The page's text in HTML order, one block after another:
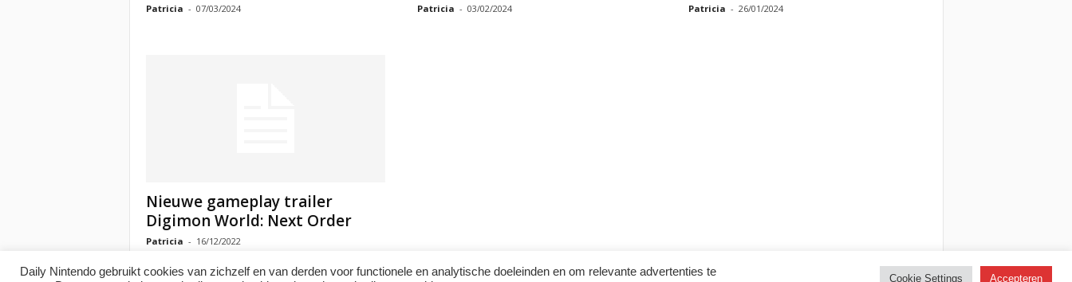
Patricia - 07/03/2024 Patricia - 03/02/2024 Patricia - 26/01/2024
Nieuwe gameplay trailer
Digimon World: Next Order
Patricia - 16/12/2022
Daily Nintendo gebruikt cookies van zichzelf en van derden voor functionele en analytische doeleinden en om relevante advertenties te
Cookie Settings Accepteren